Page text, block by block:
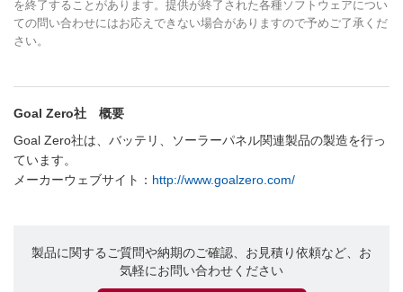
を終了することがあります。提供が終了された各種ソフトウェアについ
ての問い合わせにはお応えできない場合がありますので予めご了承くだ
さい。
Goal Zero社 概要
Goal Zero社は、バッテリ、ソーラーパネル関連製品の製造を行っ
ています。
メーカーウェブサイト： http://www.goalzero.com/
製品に関するご質問や納期のご確認、お見積り依頼など、お
気軽にお問い合わせください